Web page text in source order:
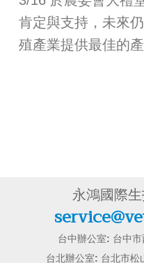
肯定與支持，未來
殖產業提供最佳的
永鴻國際
台中辦公室: 台中
台北辦公室: 台北市松